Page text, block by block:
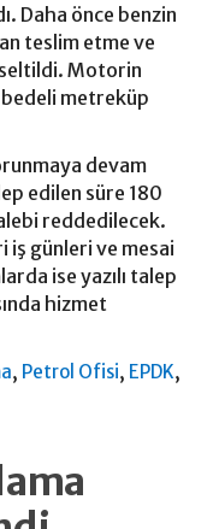
Daha önce benzin
teslim etme ve
Motorin
metreküp
devam
edilen süre 180
reddedilecek.
iş günleri ve mesai
ise yazılı talep
hizmet
, Petrol Ofisi, EPDK,